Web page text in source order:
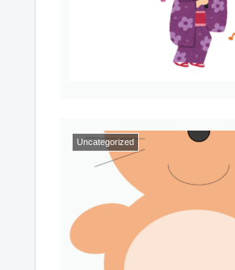
Uncategorized